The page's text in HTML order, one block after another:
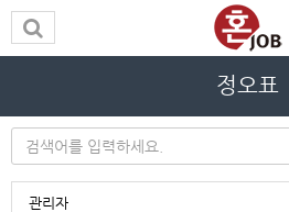
정오표
관리자